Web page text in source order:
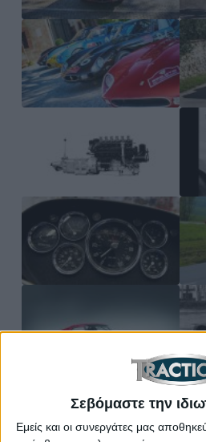
Σεβόμαστε την
Εμείς και οι συνεργάτες μας